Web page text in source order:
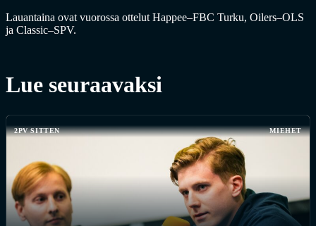
Lauantaina ovat vuorossa ottelut Happee–FBC Turku, Oilers–OLS
ja Classic–SPV.
Lue seuraavaksi
2PV SITTEN MIEHET